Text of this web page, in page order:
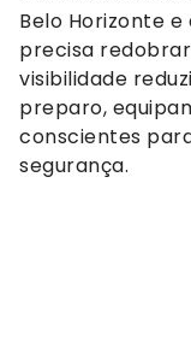
Belo Horizonte
precisa
visibilidade
preparo,
conscientes
segurança.